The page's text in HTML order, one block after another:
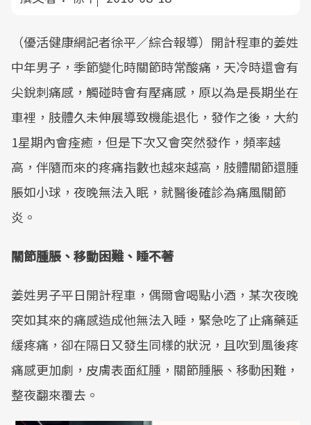
（優活健康網記者徐平／綜合報導）開計程車的姜姓
中年男子，季節變化時關節時常酸痛，天冷時還會有
尖銳刺痛感，觸碰時會有壓痛感，原以為是長期坐在
車裡，肢體久未伸展導致機能退化，發作之後，大約
1星期內會痊癒，但是下次又會突然發作，頻率越
高，伴隨而來的疼痛指數也越來越高，肢體關節還腫
脹如小球，夜晚無法入眠，就醫後確診為痛風關節
炎。
關節腫脹、移動困難、睡不著
姜姓男子平日開計程車，偶爾會喝點小酒，某次夜晚
突如其來的痛感造成他無法入睡，緊急吃了止痛藥延
緩疼痛，卻在隔日又發生同樣的狀況，且吹到風後疼
痛感更加劇，皮膚表面紅腫，關節腫脹、移動困難，
整夜翻來覆去。